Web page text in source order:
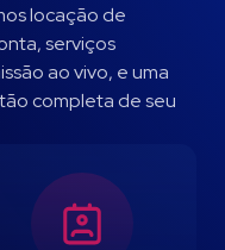
locação de
serviços
ao vivo, e uma
completa de seu